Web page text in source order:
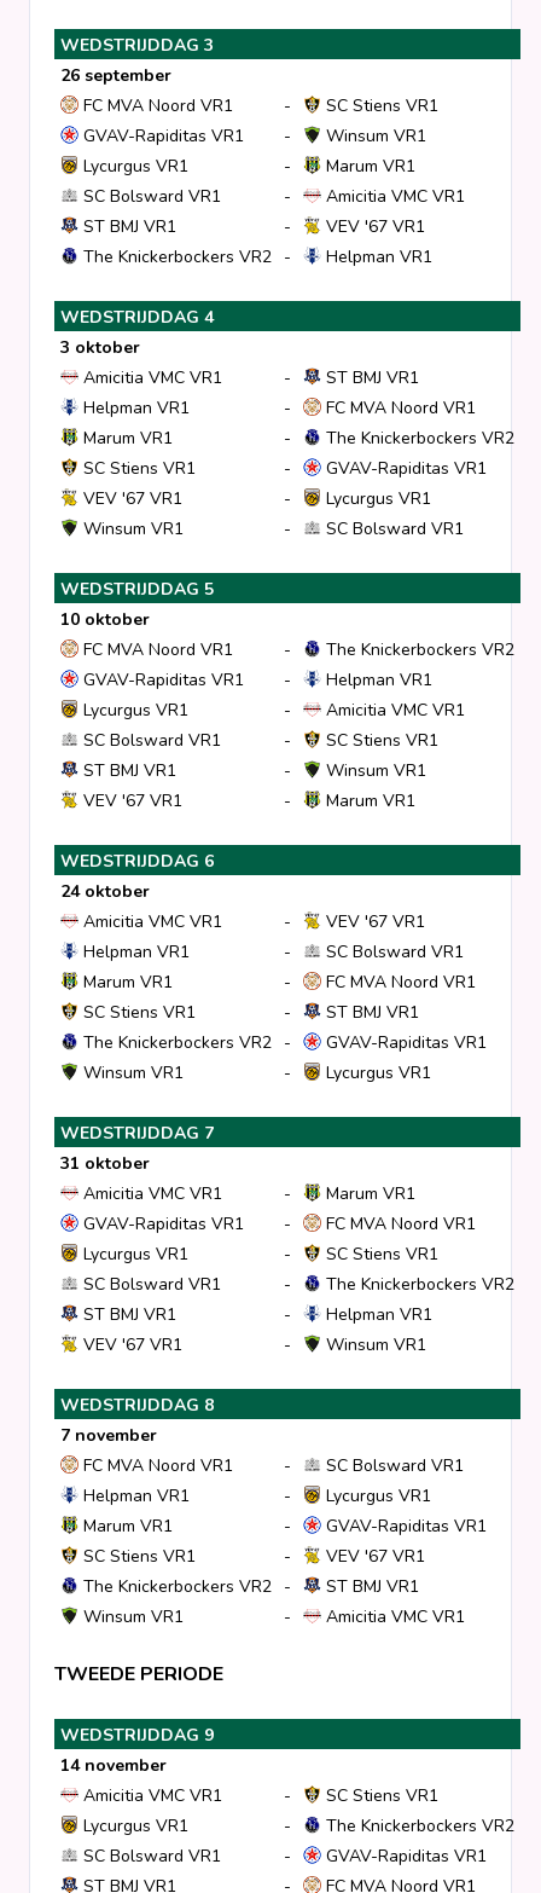
Overige links
WEDSTRIJDDAG 3
26 september
FC MVA Noord VR1
-
SC Stiens VR1
GVAV-Rapiditas VR1
-
Winsum VR1
Lycurgus VR1
-
Marum VR1
SC Bolsward VR1
-
Amicitia VMC VR1
ST BMJ VR1
-
VEV '67 VR1
The Knickerbockers VR2 - Helpman VR1
WEDSTRIJDDAG 4
3 oktober
Amicitia VMC VR1
-
ST BMJ VR1
Helpman VR1
-
FC MVA Noord VR1
Marum VR1
-
The Knickerbockers VR2
SC Stiens VR1
-
GVAV-Rapiditas VR1
VEV '67 VR1
-
Lycurgus VR1
Winsum VR1
- SC Bolsward VR1
WEDSTRIJDDAG 5
10 oktober
FC MVA Noord VR1
-
The Knickerbockers VR2
GVAV-Rapiditas VR1
-
Helpman VR1
Lycurgus VR1
-
Amicitia VMC VR1
SC Bolsward VR1
-
SC Stiens VR1
ST BMJ VR1
-
Winsum VR1
VEV '67 VR1
- Marum VR1
WEDSTRIJDDAG 6
24 oktober
Amicitia VMC VR1
-
VEV '67 VR1
Helpman VR1
-
SC Bolsward VR1
Marum VR1
-
FC MVA Noord VR1
SC Stiens VR1
-
ST BMJ VR1
The Knickerbockers VR2 -
GVAV-Rapiditas VR1
Winsum VR1
- Lycurgus VR1
WEDSTRIJDDAG 7
31 oktober
Amicitia VMC VR1
-
Marum VR1
GVAV-Rapiditas VR1
-
FC MVA Noord VR1
Lycurgus VR1
-
SC Stiens VR1
SC Bolsward VR1
-
The Knickerbockers VR2
ST BMJ VR1
-
Helpman VR1
VEV '67 VR1
- Winsum VR1
WEDSTRIJDDAG 8
7 november
FC MVA Noord VR1
-
SC Bolsward VR1
Helpman VR1
-
Lycurgus VR1
Marum VR1
-
GVAV-Rapiditas VR1
SC Stiens VR1
-
VEV '67 VR1
The Knickerbockers VR2 -
ST BMJ VR1
Winsum VR1
- Amicitia VMC VR1
TWEEDE PERIODE
WEDSTRIJDDAG 9
14 november
Amicitia VMC VR1
-
SC Stiens VR1
Lycurgus VR1
-
The Knickerbockers VR2
SC Bolsward VR1
-
GVAV-Rapiditas VR1
ST BMJ VR1
- FC MVA Noord VR1